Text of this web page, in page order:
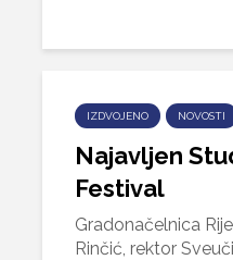
IZDVOJENO NOVOSTI
Najavljen
Festival
Gradonačelnica
Rinčić, rektor